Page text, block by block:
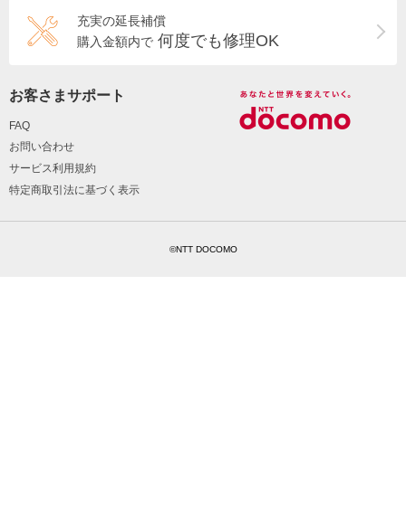
充実の延長補償
購入金額内で 何度でも修理OK
お客さまサポート
FAQ
お問い合わせ
サービス利用規約
特定商取引法に基づく表示
©NTT DOCOMO